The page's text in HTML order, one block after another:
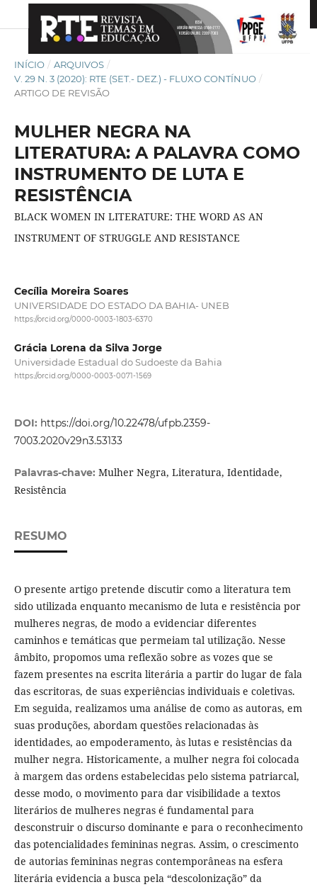
INÍCIO / ARQUIVOS /
V. 29 N. 3 (2020): RTE (SET.- DEZ.) - FLUXO CONTÍNUO /
ARTIGO DE REVISÃO
MULHER NEGRA NA
LITERATURA: A PALAVRA COMO
INSTRUMENTO DE LUTA E
RESISTÊNCIA
BLACK WOMEN IN LITERATURE: THE WORD AS AN
INSTRUMENT OF STRUGGLE AND RESISTANCE
Cecília Moreira Soares
UNIVERSIDADE DO ESTADO DA BAHIA- UNEB
https://orcid.org/0000-0003-1803-6370
Grácia Lorena da Silva Jorge
Universidade Estadual do Sudoeste da Bahia
https://orcid.org/0000-0003-0071-1569
DOI: https://doi.org/10.22478/ufpb.2359-
7003.2020v29n3.53133
Palavras-chave: Mulher Negra, Literatura, Identidade,
Resistência
RESUMO
O presente artigo pretende discutir como a literatura tem
sido utilizada enquanto mecanismo de luta e resistência por
mulheres negras, de modo a evidenciar diferentes
caminhos e temáticas que permeiam tal utilização. Nesse
âmbito, propomos uma reflexão sobre as vozes que se
fazem presentes na escrita literária a partir do lugar de fala
das escritoras, de suas experiências individuais e coletivas.
Em seguida, realizamos uma análise de como as autoras, em
suas produções, abordam questões relacionadas às
identidades, ao empoderamento, às lutas e resistências da
mulher negra. Historicamente, a mulher negra foi colocada
à margem das ordens estabelecidas pelo sistema patriarcal,
desse modo, o movimento para dar visibilidade a textos
literários de mulheres negras é fundamental para
desconstruir o discurso dominante e para o reconhecimento
das potencialidades femininas negras. Assim, o crescimento
de autorias femininas negras contemporâneas na esfera
literária evidencia a busca pela “descolonização” da